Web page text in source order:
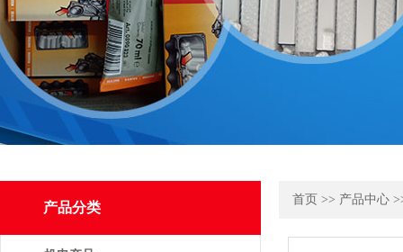
产品分类
首页 >> 产品中心